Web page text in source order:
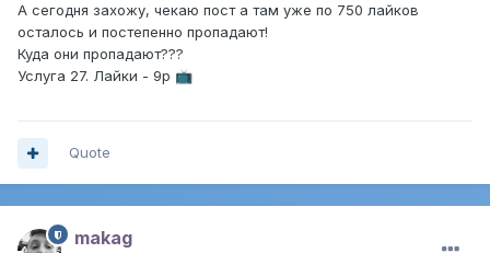
А сегодня захожу, чекаю пост а там уже по 750 лайков
осталось и постепенно пропадают!
Куда они пропадают???
Услуга 27. Лайки - 9р 📺
Quote
makag